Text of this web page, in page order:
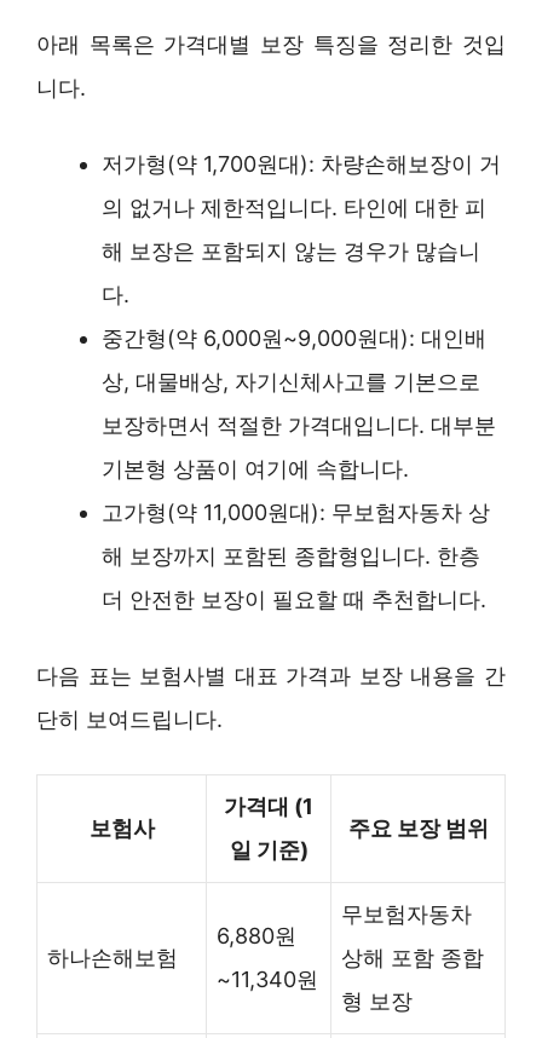
아래 목록은 가격대별 보장 특징을 정리한 것입
니다.
저가형(약 1,700원대): 차량손해보장이 거
의 없거나 제한적입니다. 타인에 대한 피
해 보장은 포함되지 않는 경우가 많습니
다.
중간형(약 6,000원~9,000원대): 대인배
상, 대물배상, 자기신체사고를 기본으로
보장하면서 적절한 가격대입니다. 대부분
기본형 상품이 여기에 속합니다.
고가형(약 11,000원대): 무보험자동차 상
해 보장까지 포함된 종합형입니다. 한층
더 안전한 보장이 필요할 때 추천합니다.
다음 표는 보험사별 대표 가격과 보장 내용을 간
단히 보여드립니다.
보험사
가격대 (1
일 기준)
주요 보장 범위
하나손해보험
6,880원
~11,340원
무보험자동차
상해 포함 종합
형 보장